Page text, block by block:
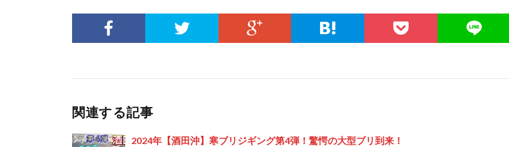
関連する記事
2024年【酒田沖】寒ブリジギング第4弾！驚愕の大型ブリ到来！